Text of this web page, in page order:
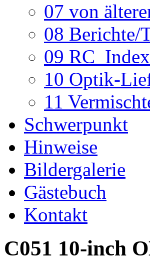
07 von
08 Berichte/
09
10 Optik-
11
Schwerpunkt
Hinweise
Bildergalerie
Gästebuch
Kontakt
C051 10-inch